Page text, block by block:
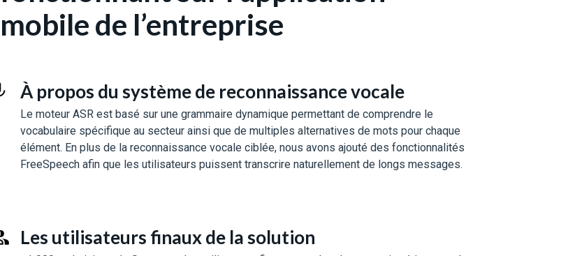
mobile de l’entreprise
À propos du système de reconnaissance vocale
Le moteur ASR est basé sur une grammaire dynamique permettant de comprendre le
vocabulaire spécifique au secteur ainsi que de multiples alternatives de mots pour chaque
élément. En plus de la reconnaissance vocale ciblée, nous avons ajouté des fonctionnalités
FreeSpeech afin que les utilisateurs puissent transcrire naturellement de longs messages.
Les utilisateurs finaux de la solution